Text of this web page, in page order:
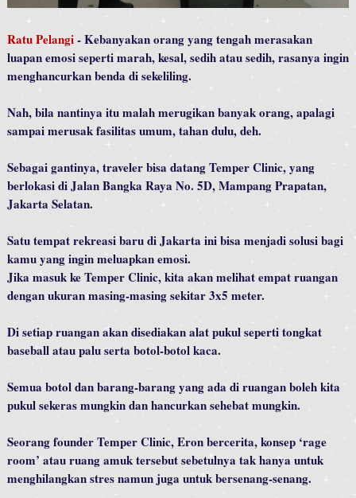
Ratu Pelangi- Kebanyakan orang yang tengah merasakan
luapan emosi seperti marah, kesal, sedih atau sedih, rasanya ingin
menghancurkan benda di sekeliling.
Nah, bila nantinya itu malah merugikan banyak orang, apalagi
sampai merusak fasilitas umum, tahan dulu, deh.
Sebagai gantinya, traveler bisa datang Temper Clinic, yang
berlokasi di Jalan Bangka Raya No. 5D, Mampang Prapatan,
Jakarta Selatan.
Satu tempat rekreasi baru di Jakarta ini bisa menjadi solusi bagi
kamu yang ingin meluapkan emosi.
Jika masuk ke Temper Clinic, kita akan melihat empat ruangan
dengan ukuran masing-masing sekitar 3x5 meter.
Di setiap ruangan akan disediakan alat pukul seperti tongkat
baseball atau palu serta botol-botol kaca.
Semua botol dan barang-barang yang ada di ruangan boleh kita
pukul sekeras mungkin dan hancurkan sehebat mungkin.
Seorang founder Temper Clinic, Eron bercerita, konsep ‘rage
room’ atau ruang amuk tersebut sebetulnya tak hanya untuk
menghilangkan stres namun juga untuk bersenang-senang.